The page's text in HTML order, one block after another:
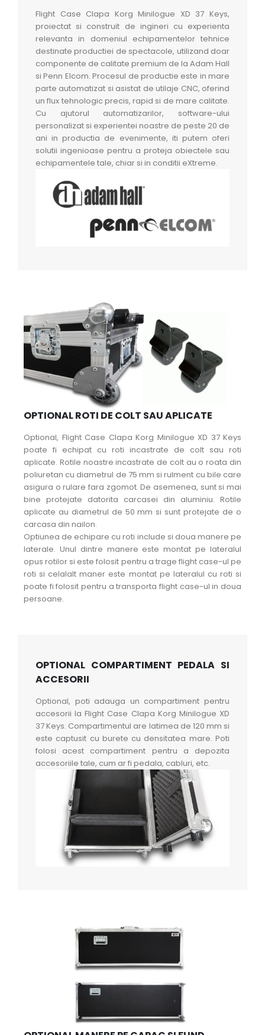
Flight Case Clapa Korg Minilogue XD 37 Keys,
proiectat si construit de ingineri cu experienta
relevanta in domeniul echipamentelor tehnice
destinate productiei de spectacole, utilizand doar
componente de calitate premium de la Adam Hall
si Penn Elcom. Procesul de productie este in mare
parte automatizat si asistat de utilaje CNC, oferind
un flux tehnologic precis, rapid si de mare calitate.
Cu ajutorul automatizarilor, software-ului
personalizat si experientei noastre de peste 20 de
ani in productia de evenimente, iti putem oferi
solutii ingenioase pentru a proteja obiectele sau
echipamentele tale, chiar si in conditii eXtreme.
OPTIONAL ROTI DE COLT SAU APLICATE
Optional, Flight Case Clapa Korg Minilogue XD 37 Keys
poate fi echipat cu roti incastrate de colt sau roti
aplicate. Rotile noastre incastrate de colt au o roata din
poliuretan cu diametrul de 75 mm si rulment cu bile care
asigura o rulare fara zgomot. De asemenea, sunt si mai
bine protejate datorita carcasei din aluminiu. Rotile
aplicate au diametrul de 50 mm si sunt protejate de o
carcasa din nailon.
Optiunea de echipare cu roti include si doua manere pe
laterale. Unul dintre manere este montat pe lateralul
opus rotilor si este folosit pentru a trage flight case-ul pe
roti si celalalt maner este montat pe lateralul cu roti si
poate fi folosit pentru a transporta flight case-ul in doua
persoane.
OPTIONAL COMPARTIMENT PEDALA SI
ACCESORII
Optional, poti adauga un compartiment pentru
accesorii la Flight Case Clapa Korg Minilogue XD
37 Keys. Compartimentul are latimea de 120 mm si
este captusit cu burete cu densitatea mare. Poti
folosi acest compartiment pentru a depozita
accesoriile tale, cum ar fi pedala, cabluri, etc.